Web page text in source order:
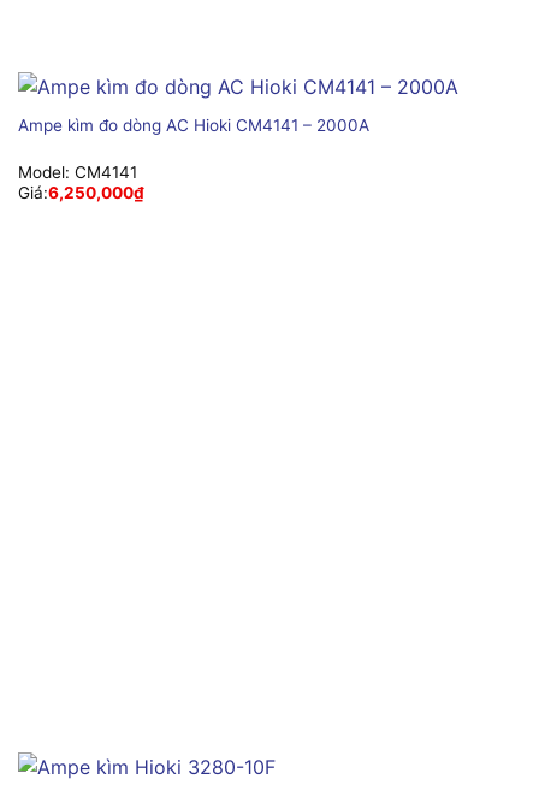
Ampe kìm đo dòng AC Hioki CM4141 – 2000A
Model: CM4141
Giá:6,250,000₫